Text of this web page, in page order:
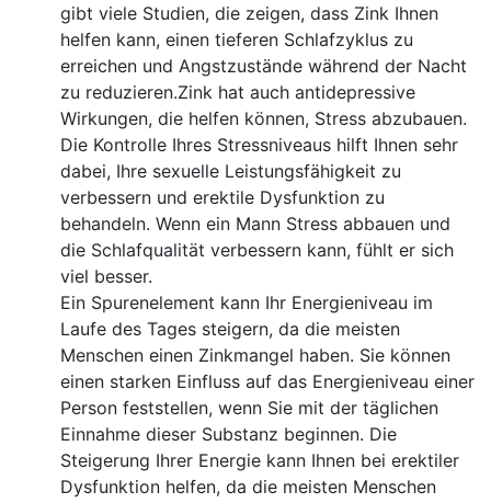
gibt viele Studien, die zeigen, dass Zink Ihnen
helfen kann, einen tieferen Schlafzyklus zu
erreichen und Angstzustände während der Nacht
zu reduzieren.Zink hat auch antidepressive
Wirkungen, die helfen können, Stress abzubauen.
Die Kontrolle Ihres Stressniveaus hilft Ihnen sehr
dabei, Ihre sexuelle Leistungsfähigkeit zu
verbessern und erektile Dysfunktion zu
behandeln. Wenn ein Mann Stress abbauen und
die Schlafqualität verbessern kann, fühlt er sich
viel besser.
Ein Spurenelement kann Ihr Energieniveau im
Laufe des Tages steigern, da die meisten
Menschen einen Zinkmangel haben. Sie können
einen starken Einfluss auf das Energieniveau einer
Person feststellen, wenn Sie mit der täglichen
Einnahme dieser Substanz beginnen. Die
Steigerung Ihrer Energie kann Ihnen bei erektiler
Dysfunktion helfen, da die meisten Menschen